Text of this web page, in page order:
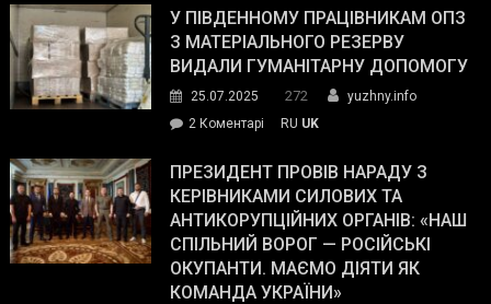
завойовує
симпатії
виборців
The
Street
Journal.
У ПІВДЕННОМУ ПРАЦІВНИКАМ ОПЗ
З МАТЕРІАЛЬНОГО РЕЗЕРВУ
ВИДАЛИ ГУМАНІТАРНУ ДОПОМОГУ
25.07.2025 272
yuzhny.info
2 Коментарі
Південному
працівникам
ОПЗ
з
матеріального
резерву
RU UK
ПРЕЗИДЕНТ ПРОВІВ НАРАДУ З
КЕРІВНИКАМИ СИЛОВИХ ТА
АНТИКОРУПЦІЙНИХ ОРГАНІВ: «НАШ
СПІЛЬНИЙ ВОРОГ — РОСІЙСЬКІ
ОКУПАНТИ. МАЄМО ДІЯТИ ЯК
КОМАНДА УКРАЇНИ»